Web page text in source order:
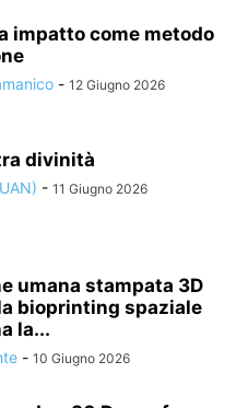
impatto come metodo
- 12 Giugno 2026
divinità
- 11 Giugno 2026
umana stampata 3D
bioprinting spaziale
la...
- 10 Giugno 2026